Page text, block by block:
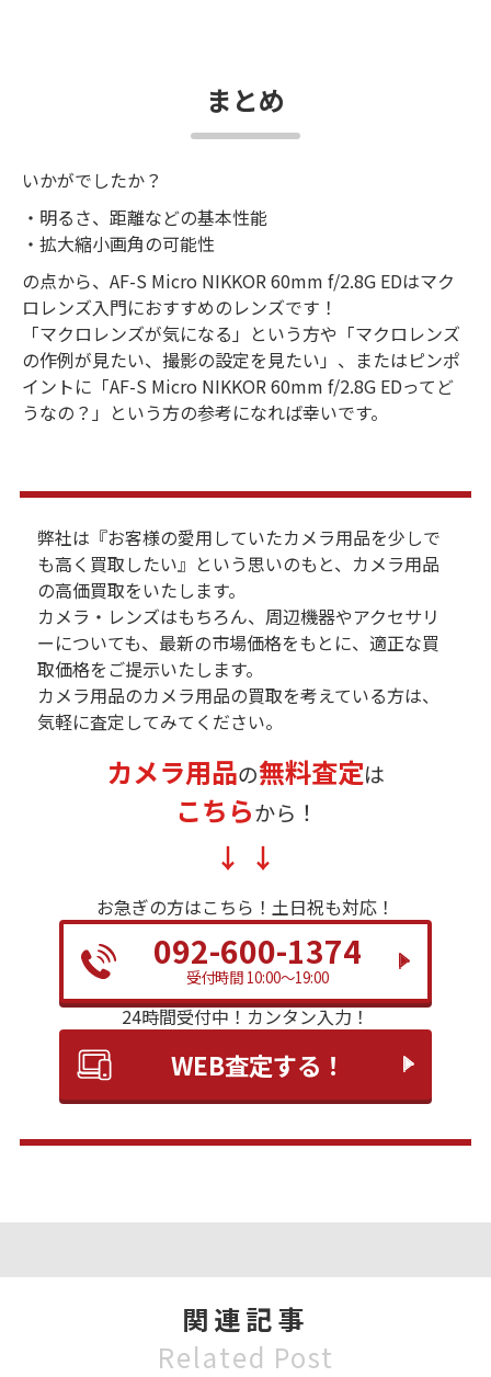
まとめ
いかがでしたか？
・明るさ、距離などの基本性能
・拡大縮小画角の可能性
の点から、AF-S Micro NIKKOR 60mm f/2.8G EDはマク
ロレンズ入門におすすめのレンズです！
「マクロレンズが気になる」という方や「マクロレンズ
の作例が見たい、撮影の設定を見たい」、またはピンポ
イントに「AF-S Micro NIKKOR 60mm f/2.8G EDってど
うなの？」という方の参考になれば幸いです。
弊社は『お客様の愛用していたカメラ用品を少しで
も高く買取したい』という思いのもと、カメラ用品
の高価買取をいたします。
カメラ・レンズはもちろん、周辺機器やアクセサリ
ーについても、最新の市場価格をもとに、適正な買
取価格をご提示いたします。
カメラ用品のカメラ用品の買取を考えている方は、
気軽に査定してみてください。
カメラ用品の無料査定は
こちらから！
お急ぎの方はこちら！ 土日祝も対応！
092-600-1374
受付時間 10:00～19:00
24時間受付中！カンタン入力！
WEB査定する！
関連記事
Related Post